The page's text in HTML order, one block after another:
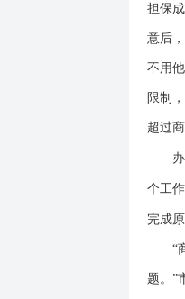
担保
意后
不用
限制
超过
个工
完成
“
题。”